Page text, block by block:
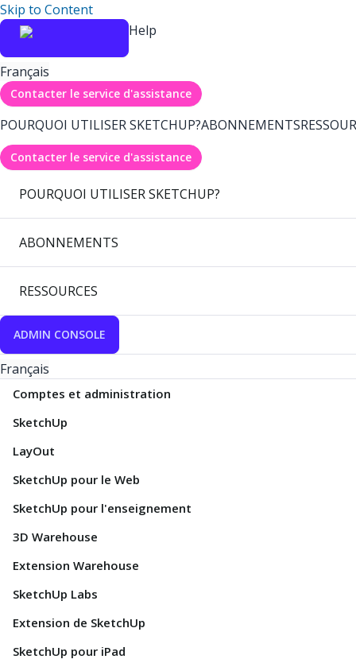
Skip to Content
Help
Français
Contacter le service d'assistance
POURQUOI UTILISER SKETCHUP?ABONNEMENTS
Contacter le service d'assistance
POURQUOI UTILISER SKETCHUP?
ABONNEMENTS
RESSOURCES
ADMIN CONSOLE
Français
Comptes et administration
SketchUp
LayOut
SketchUp pour le Web
SketchUp pour l'enseignement
3D Warehouse
Extension Warehouse
SketchUp Labs
Extension de SketchUp
SketchUp pour iPad